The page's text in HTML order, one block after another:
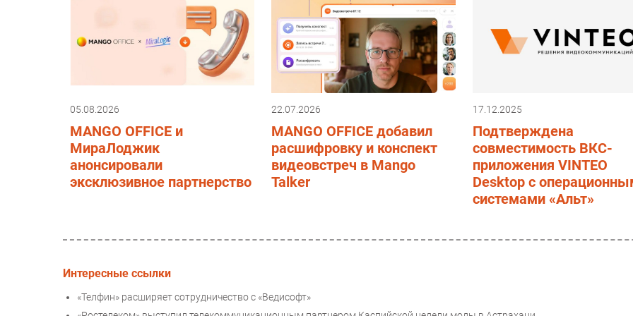
05.08.2026
MANGO OFFICE и
МираЛоджик
анонсировали
эксклюзивное партнерство
22.07.2026
MANGO OFFICE добавил
расшифровку и конспект
видеовстреч в Mango
Talker
17.12.2025
Подтверждена
совместимость ВКС-
приложения VINTEO
Desktop с
системами «Альт»
Интересные ссылки
«Телфин» расширяет сотрудничество с «Ведисофт»